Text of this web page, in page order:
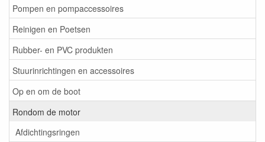
Pompen en pompaccessoires
Reinigen en Poetsen
Rubber- en PVC produkten
Stuurinrichtingen en accessoires
Op en om de boot
Rondom de motor
Afdichtingsringen